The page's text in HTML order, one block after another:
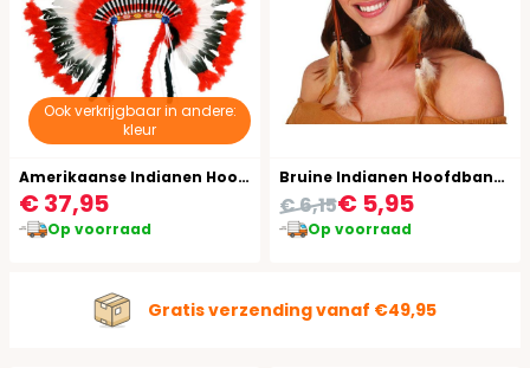
Ook verkrijgbaar in andere:
kleur
Amerikaanse Indianen Hoofdtooi
€ 37,95
Op voorraad
Bruine Indianen Hoofdband met Veren
€ 5,95
€ 6,15
Op voorraad
Gratis verzending vanaf €49,95